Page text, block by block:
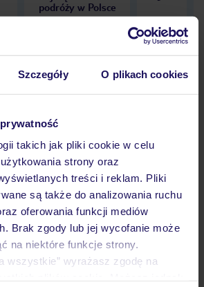
Szczegóły O plikach cookies
takich jak pliki cookie w celu
strony oraz
treści i reklam. Pliki
są także do analizowania ruchu
oferowania funkcji mediów
Brak zgody lub jej wycofanie może
na niektóre funkcje strony.
wszystkie” wyrażasz zgodę na
podróży w Polsce